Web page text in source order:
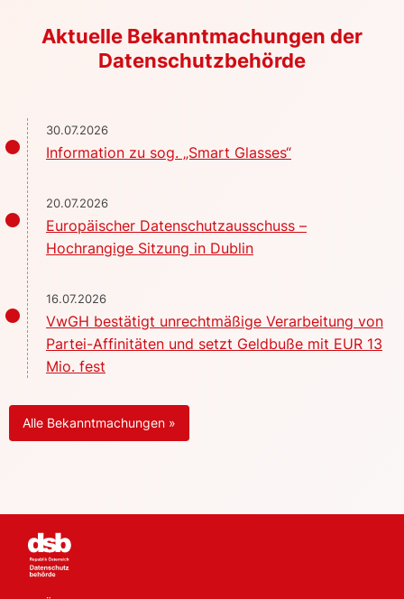
Aktuelle Bekanntmachungen der
Datenschutzbehörde
30.07.2026
Information zu sog. „Smart Glasses“
20.07.2026
Europäischer Datenschutzausschuss –
Hochrangige Sitzung in Dublin
16.07.2026
VwGH bestätigt unrechtmäßige Verarbeitung von
Partei-Affinitäten und setzt Geldbuße mit EUR 13
Mio. fest
Alle Bekanntmachungen »